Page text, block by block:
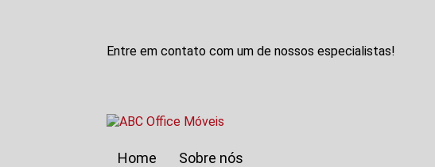
Entre em contato com um de nossos especialistas!
Home
Sobre nós